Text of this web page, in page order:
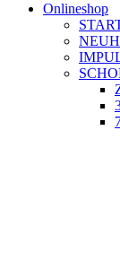
Onlineshop